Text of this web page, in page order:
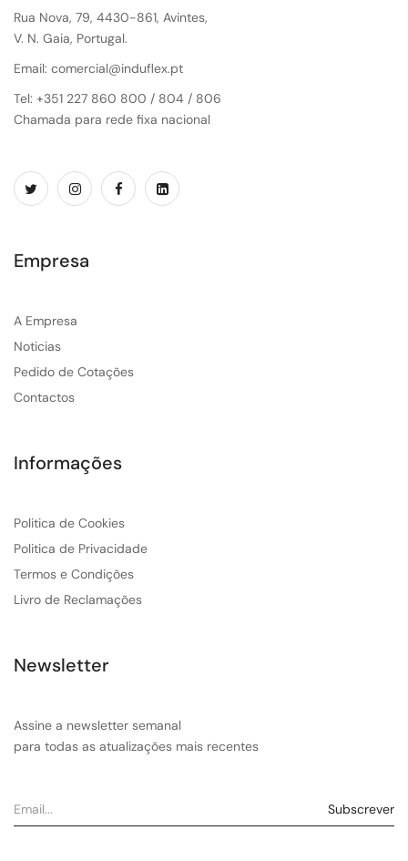
Rua Nova, 79, 4430-861, Avintes,
V. N. Gaia, Portugal.
Email: comercial@induflex.pt
Tel: +351 227 860 800 / 804 / 806
Chamada para rede fixa nacional
Empresa
A Empresa
Noticias
Pedido de Cotações
Contactos
Informações
Politica de Cookies
Politica de Privacidade
Termos e Condições
Livro de Reclamações
Newsletter
Assine a newsletter semanal
para todas as atualizações mais recentes